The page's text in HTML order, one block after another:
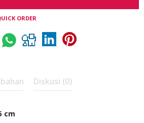
ORDER
Diskusi (0)
cm